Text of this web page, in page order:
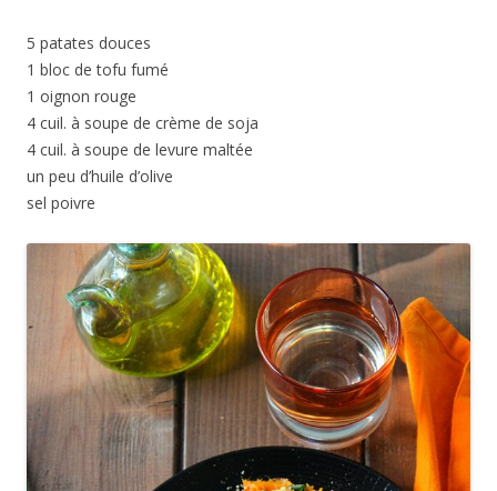
5 patates douces
1 bloc de tofu fumé
1 oignon rouge
4 cuil. à soupe de crème de soja
4 cuil. à soupe de levure maltée
un peu d’huile d’olive
sel poivre